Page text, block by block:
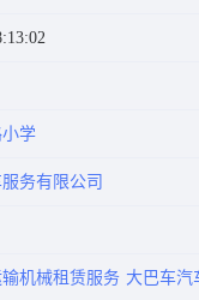
学
务有限公司
机械租赁服务 大巴车汽